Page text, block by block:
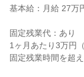
基本給：月給 27万
固定残業代：あり
1ヶ月あたり3万円
固定残業時間を超